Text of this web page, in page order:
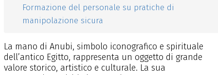
Formazione del personale su pratiche di
manipolazione sicura
La mano di Anubi, simbolo iconografico e spirituale
dell’antico Egitto, rappresenta un oggetto di grande
valore storico, artistico e culturale. La sua